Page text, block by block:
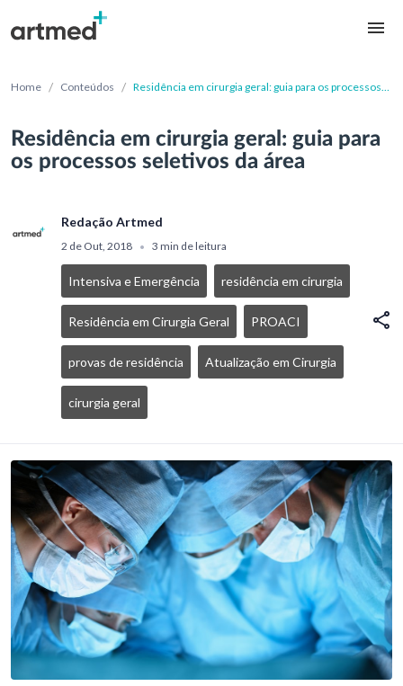
Home / Conteúdos / Residência em cirurgia geral: guia para os processos
Residência em cirurgia geral: guia para
os processos seletivos da área
Redação Artmed
2 de Out, 2018 • 3 min de leitura
Intensiva e Emergência residência em cirurgia
Residência em Cirurgia Geral PROACI
provas de residência Atualização em Cirurgia
cirurgia geral